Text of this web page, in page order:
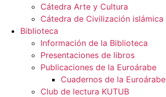
Cátedra Arte y Cultura
Cátedra de Civilización islámica
Biblioteca
Información de la Biblioteca
Presentaciones de libros
Publicaciones de la Euroárabe
Cuadernos de la Euroárabe
Club de lectura KUTUB